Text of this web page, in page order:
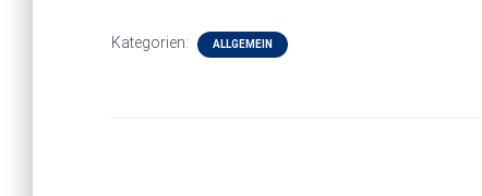
Kategorien: ALLGEMEIN